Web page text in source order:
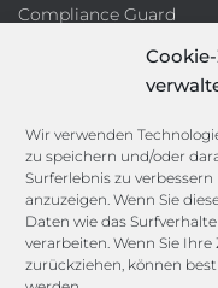
Wir verwenden
zu speichern und/oder
Surferlebnis zu
anzuzeigen. Wenn Sie
Daten wie das
verarbeiten. Wenn Sie
zurückziehen, können
Compliance Guard
Channels
vertrieb@megasoft.de
+49 2173 265 06 0
Mo. - Do. 08:00 -